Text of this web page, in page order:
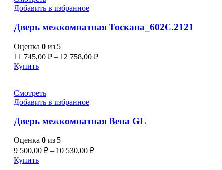
Добавить в избранное
Дверь межкомнатная Тоскана_602С.2121
Оценка 0 из 5
11 745,00 ₽ – 12 758,00 ₽
Купить
Смотреть
Добавить в избранное
Дверь межкомнатная Вена GL
Оценка 0 из 5
9 500,00 ₽ – 10 530,00 ₽
Купить